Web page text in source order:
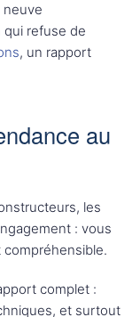
neuve
refuse de
, un rapport
au
les
: vous
complet :
et surtout